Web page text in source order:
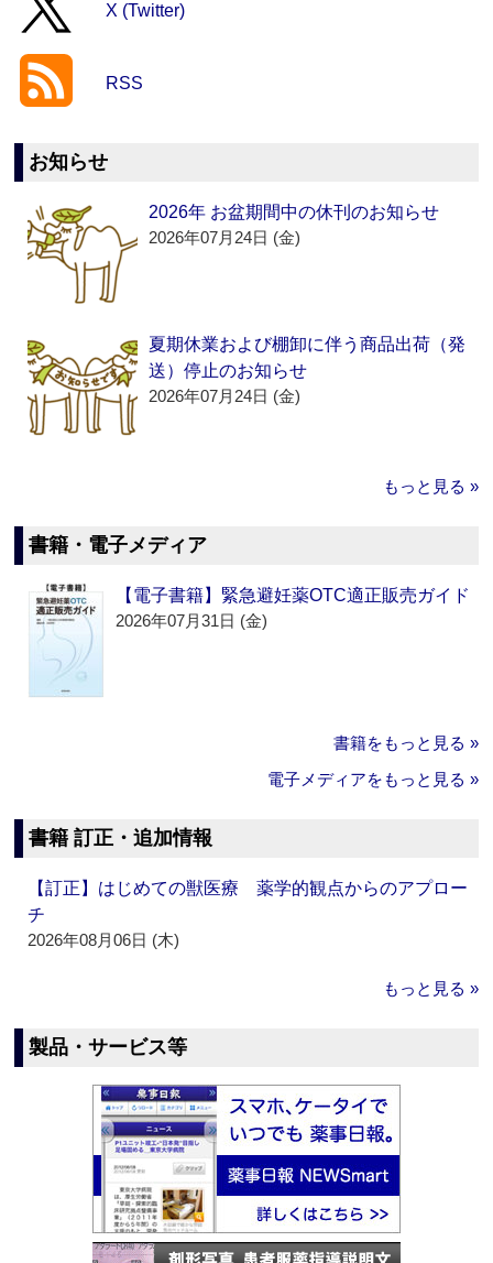
X (Twitter)
RSS
お知らせ
2026年 お盆期間中の休刊のお知らせ
2026年07月24日 (金)
夏期休業および棚卸に伴う商品出荷（発
送）停止のお知らせ
2026年07月24日 (金)
もっと見る »
書籍・電子メディア
【電子書籍】緊急避妊薬OTC適正販売ガイド
2026年07月31日 (金)
書籍をもっと見る »
電子メディアをもっと見る »
書籍 訂正・追加情報
【訂正】はじめての獣医療 薬学的観点からのアプロー
チ
2026年08月06日 (木)
もっと見る »
製品・サービス等